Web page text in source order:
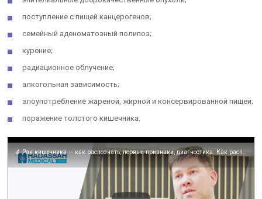
поступление с пищей канцерогенов;
семейный аденоматозный полипоз;
курение;
радиационное облучение;
алкогольная зависимость;
злоупотребление жареной, жирной и консервированной пищей;
поражение толстого кишечника.
🔬 Рак кишечника — как распознать, первые признаки, диагностика. Как распознать рак кишечника. 12+